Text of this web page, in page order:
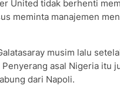
United tidak berhenti
meminta manajemen
musim lalu
asal Nigeria itu
dari Napoli.